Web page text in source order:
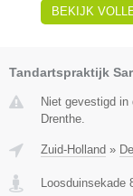
BEKIJK
Tandartspraktijk
Niet gevestigd
Drenthe.
Zuid-Holland »
Loosduinsekade